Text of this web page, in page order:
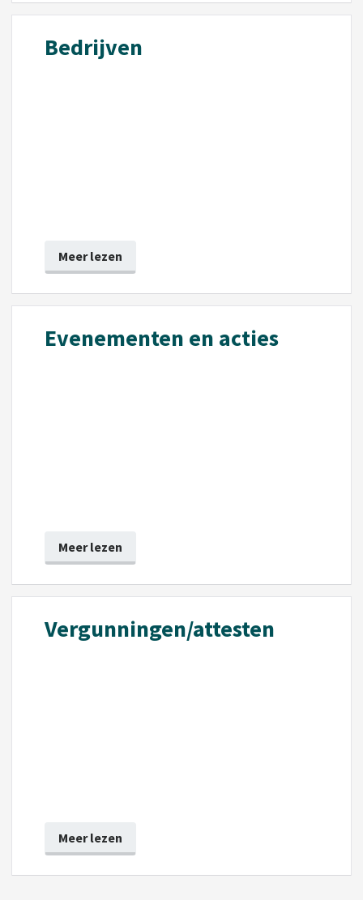
Bedrijven
Meer lezen
Evenementen en acties
Meer lezen
Vergunningen/attesten
Meer lezen